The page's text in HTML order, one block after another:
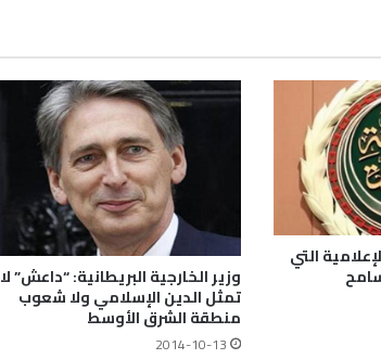
التي
وزير الخارجية البريطانية: “داعش” لا
تمثل الدين الإسلامي ولا شعوب
منطقة الشرق الأوسط
2014-10-13